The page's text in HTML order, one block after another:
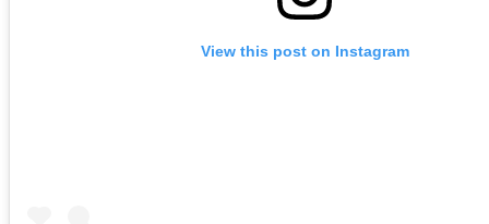
View this post on Instagram